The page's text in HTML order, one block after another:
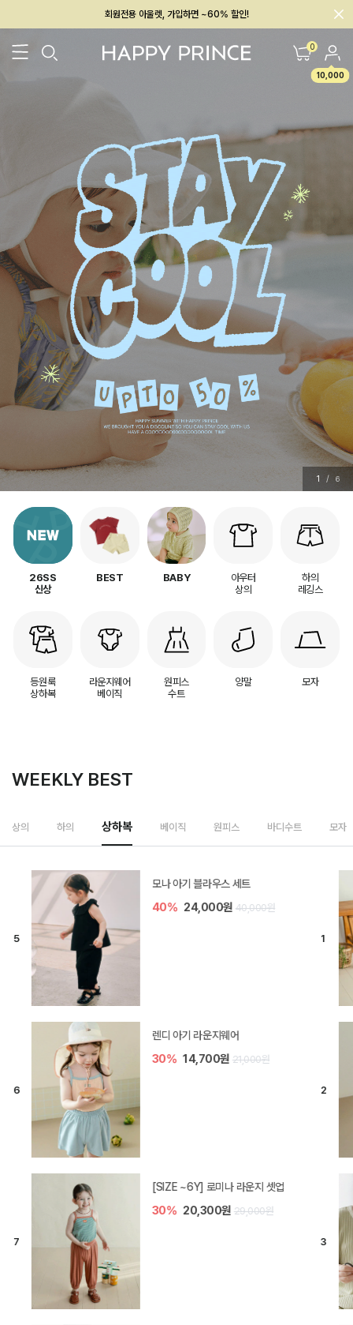
회원전용 아울렛, 가입하면 ~60% 할인!
멤버십 최대 28,000원 혜택 0
10,000
2 / 6
26SS
신상
BEST BABY
아우터
상의
하의
레깅스
등원룩
상하복
라운지웨어
베이직
원피스
수트
양말 모자
WEEKLY BEST
상의 하의 상하복 베이직 원피스 바디수트 모자
모나 아기 블라우스 세트
40% 24,000원 40,000원
렌디 아기 라운지웨어
30% 14,700원 21,000원
[SIZE ~6Y] 로미나 라운지 셋업
30% 20,300원 29,000원